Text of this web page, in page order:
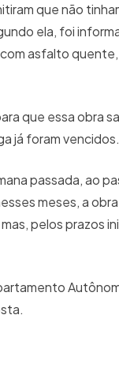
que não
ela, foi
asfalto
que essa obra
já foram vencidos.
passada, ao
meses, a
pelos prazos